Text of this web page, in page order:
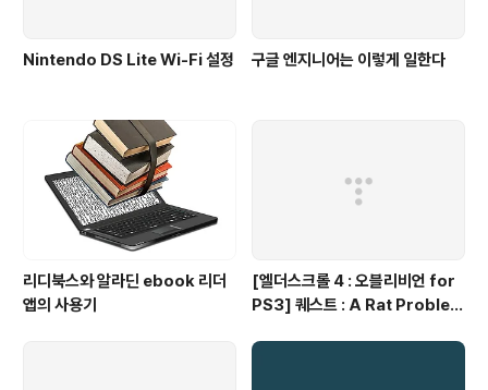
Nintendo DS Lite Wi-Fi 설정 구글 엔지니어는 이렇게 일한다
리디북스와 알라딘 ebook 리더
앱의 사용기
[엘더스크롤 4 : 오블리비언 for
PS3] 퀘스트 : A Rat Problem